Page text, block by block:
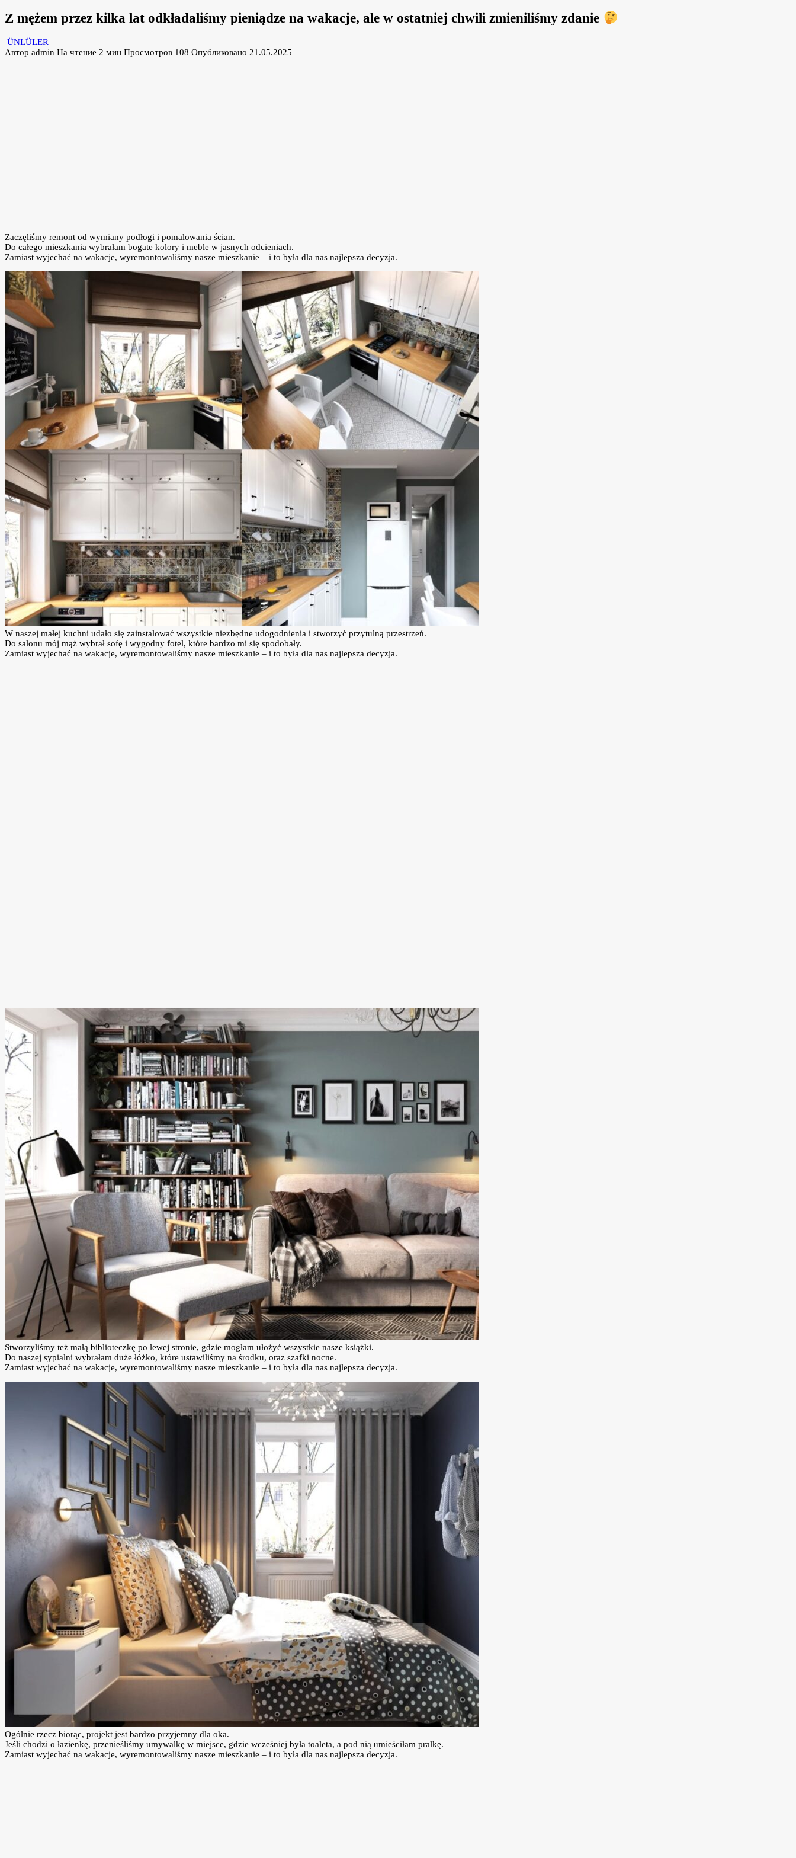
Z mężem przez kilka lat odkładaliśmy pieniądze na wakacje, ale w ostatniej chwili zmieniliśmy zdanie
ÜNLÜLER
Автор admin На чтение 2 мин Просмотров 108 Опубликовано 21.05.2025
Zaczęliśmy remont od wymiany podłogi i pomalowania ścian.
Do całego mieszkania wybrałam bogate kolory i meble w jasnych odcieniach.
Zamiast wyjechać na wakacje, wyremontowaliśmy nasze mieszkanie – i to była dla nas najlepsza decyzja.
W naszej małej kuchni udało się zainstalować wszystkie niezbędne udogodnienia i stworzyć przytulną przestrzeń.
Do salonu mój mąż wybrał sofę i wygodny fotel, które bardzo mi się spodobały.
Zamiast wyjechać na wakacje, wyremontowaliśmy nasze mieszkanie – i to była dla nas najlepsza decyzja.
Stworzyliśmy też małą biblioteczkę po lewej stronie, gdzie mogłam ułożyć wszystkie nasze książki.
Do naszej sypialni wybrałam duże łóżko, które ustawiliśmy na środku, oraz szafki nocne.
Zamiast wyjechać na wakacje, wyremontowaliśmy nasze mieszkanie – i to była dla nas najlepsza decyzja.
Ogólnie rzecz biorąc, projekt jest bardzo przyjemny dla oka.
Jeśli chodzi o łazienkę, przenieśliśmy umywalkę w miejsce, gdzie wcześniej była toaleta, a pod nią umieściłam pralkę.
Zamiast wyjechać na wakacje, wyremontowaliśmy nasze mieszkanie – i to była dla nas najlepsza decyzja.